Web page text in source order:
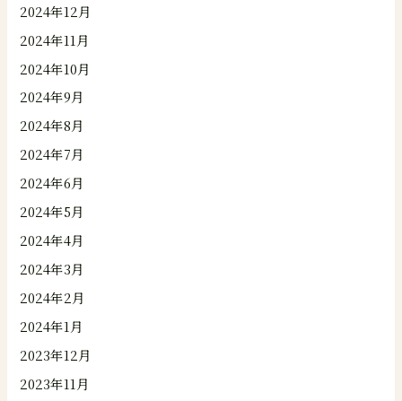
2024年12月
2024年11月
2024年10月
2024年9月
2024年8月
2024年7月
2024年6月
2024年5月
2024年4月
2024年3月
2024年2月
2024年1月
2023年12月
2023年11月